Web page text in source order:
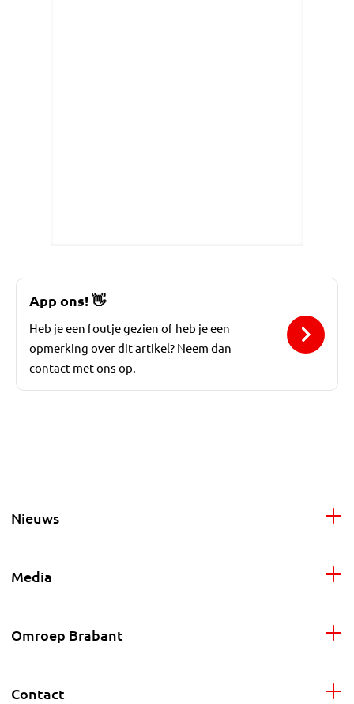
App ons!👋
Heb je een foutje gezien of heb je een
opmerking over dit artikel? Neem dan
contact met ons op.
Nieuws
Media
Omroep Brabant
Contact